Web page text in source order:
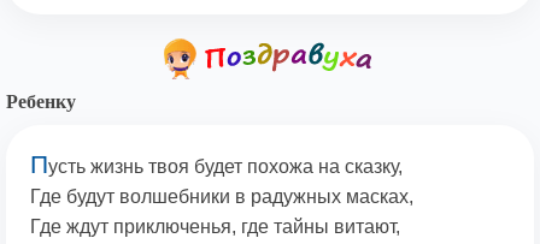
Ребенку
Пусть жизнь твоя будет похожа на сказку,
Где будут волшебники в радужных масках,
Где ждут приключенья, где тайны витают,